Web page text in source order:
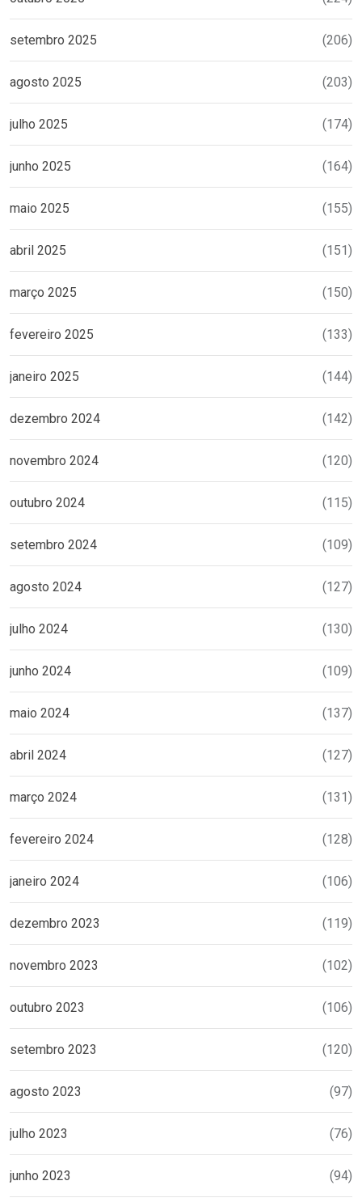
setembro 2025 (206)
agosto 2025 (203)
julho 2025 (174)
junho 2025 (164)
maio 2025 (155)
abril 2025 (151)
março 2025 (150)
fevereiro 2025 (133)
janeiro 2025 (144)
dezembro 2024 (142)
novembro 2024 (120)
outubro 2024 (115)
setembro 2024 (109)
agosto 2024 (127)
julho 2024 (130)
junho 2024 (109)
maio 2024 (137)
abril 2024 (127)
março 2024 (131)
fevereiro 2024 (128)
janeiro 2024 (106)
dezembro 2023 (119)
novembro 2023 (102)
outubro 2023 (106)
setembro 2023 (120)
agosto 2023 (97)
julho 2023 (76)
junho 2023 (94)